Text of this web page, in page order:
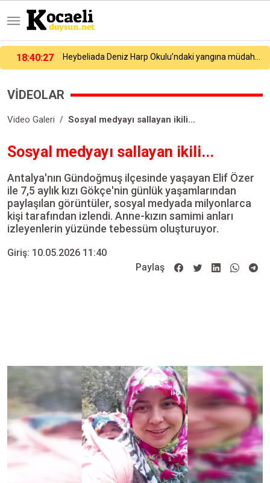
18:40:27
VİDEOLAR
Video Galeri Sosyal medyayı sallayan ikili...
Sosyal medyayı sallayan ikili...
Antalya'nın Gündoğmuş ilçesinde yaşayan Elif Özer
ile 7,5 aylık kızı Gökçe'nin günlük yaşamlarından
paylaşılan görüntüler, sosyal medyada milyonlarca
kişi tarafından izlendi. Anne-kızın samimi anları
izleyenlerin yüzünde tebessüm oluşturuyor.
Giriş: 10.05.2026 11:40
Paylaş